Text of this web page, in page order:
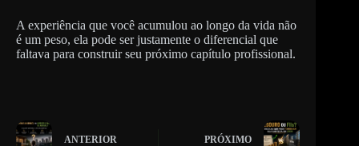
A experiência que você acumulou ao longo da vida não
é um peso, ela pode ser justamente o diferencial que
faltava para construir seu próximo capítulo profissional.
ANTERIOR PRÓXIMO